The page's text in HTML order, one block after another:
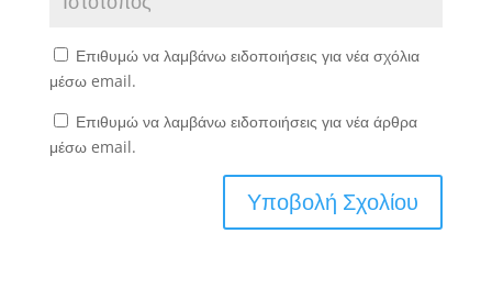
Επιθυμώ να λαμβάνω ειδοποιήσεις για νέα σχόλια
μέσω email.
Επιθυμώ να λαμβάνω ειδοποιήσεις για νέα άρθρα
μέσω email.